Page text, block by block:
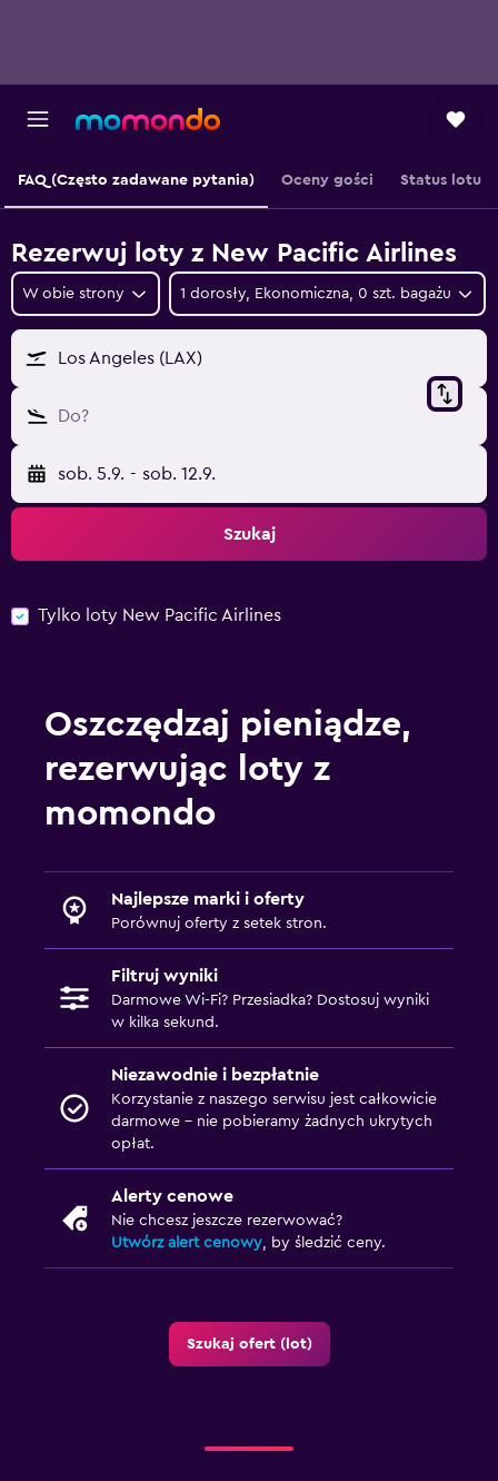
FAQ (Często zadawane pytania) Oceny gości Status lotu
Rezerwuj loty z New Pacific Airlines
W obie strony 1 dorosły, Ekonomiczna, 0 szt. bagażu
Los Angeles (LAX)
Do?
sob. 5.9. - sob. 12.9.
Szukaj
Tylko loty New Pacific Airlines
Oszczędzaj pieniądze,
rezerwując loty z
momondo
Najlepsze marki i oferty
Porównuj oferty z setek stron.
Filtruj wyniki
Darmowe Wi-Fi? Przesiadka? Dostosuj wyniki
w kilka sekund.
Niezawodnie i bezpłatnie
Korzystanie z naszego serwisu jest całkowicie
darmowe – nie pobieramy żadnych ukrytych
opłat.
Alerty cenowe
Nie chcesz jeszcze rezerwować?
Utwórz alert cenowy , by śledzić ceny.
Szukaj ofert (lot)